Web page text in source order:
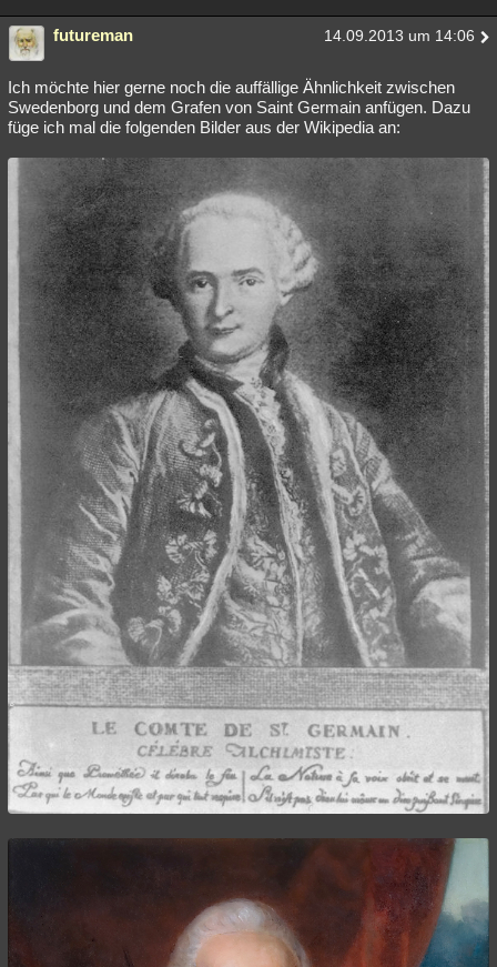
futureman 14.09.2013 um 14:06
Ich möchte hier gerne noch die auffällige Ähnlichkeit zwischen
Swedenborg und dem Grafen von Saint Germain anfügen. Dazu
füge ich mal die folgenden Bilder aus der Wikipedia an: